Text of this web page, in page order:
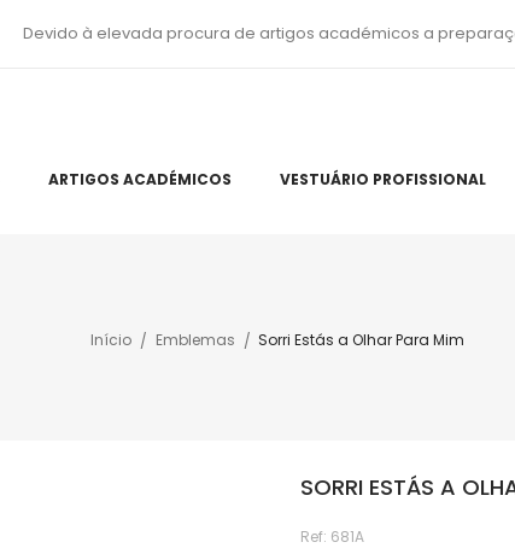
Devido à elevada procura de artigos académicos a
ARTIGOS ACADÉMICOS VESTUÁRIO PROFISSIONAL
Início Emblemas Sorri Estás a Olhar Para Mim
SORRI ESTÁS A
Ref: 681A